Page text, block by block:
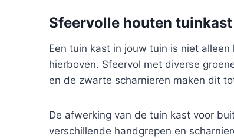
Sfeervolle houten
Een tuin kast in jouw tuin is niet
hierboven. Sfeervol met diverse
en de zwarte scharnieren maken dit
De afwerking van de tuin kast voor
verschillende handgrepen en